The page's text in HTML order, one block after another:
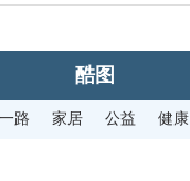
酷图
路 家居 公益 健康